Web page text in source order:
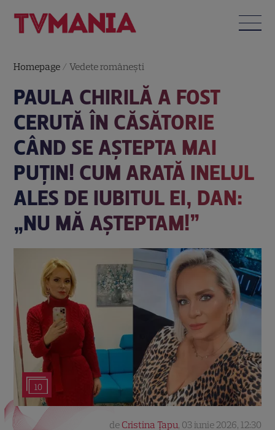
Homepage /Vedete româneşti
PAULA CHIRILĂ A FOST
CERUTĂ ÎN CĂSĂTORIE
CÂND SE AȘTEPTA MAI
PUȚIN! CUM ARATĂ INELUL
ALES DE IUBITUL EI, DAN:
„NU MĂ AȘTEPTAM!”
10
de Cristina Țapu, 03 iunie 2026, 12:30